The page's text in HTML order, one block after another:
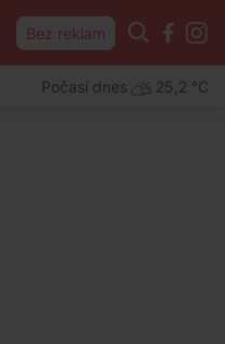
Bez reklam
Počasí dnes 25,2 °C